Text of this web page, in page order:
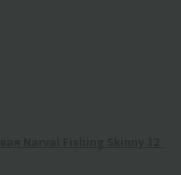
Narval Fishing Skinny 12 см